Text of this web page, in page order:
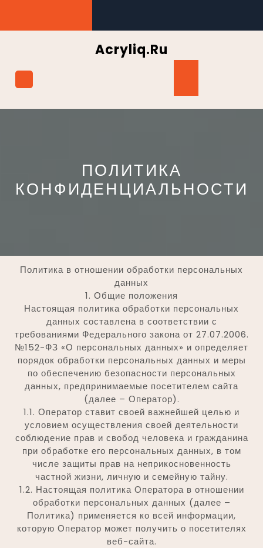
содержимому
Acryliq.ru
ПОЛИТИКА
КОНФИДЕНЦИАЛЬНОСТИ
Политика в отношении обработки персональных
данных
1. Общие положения
Настоящая политика обработки персональных
данных составлена в соответствии с
требованиями Федерального закона от 27.07.2006.
№152-ФЗ «О персональных данных» и определяет
порядок обработки персональных данных и меры
по обеспечению безопасности персональных
данных, предпринимаемые посетителем сайта
(далее – Оператор).
1.1. Оператор ставит своей важнейшей целью и
условием осуществления своей деятельности
соблюдение прав и свобод человека и гражданина
при обработке его персональных данных, в том
числе защиты прав на неприкосновенность
частной жизни, личную и семейную тайну.
1.2. Настоящая политика Оператора в отношении
обработки персональных данных (далее –
Политика) применяется ко всей информации,
которую Оператор может получить о посетителях
веб-сайта.